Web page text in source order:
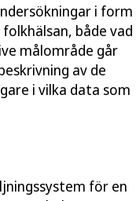
i form
både vad
målområde går
av de
i vilka data som
för en